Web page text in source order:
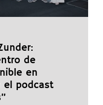
de
en
el podcast